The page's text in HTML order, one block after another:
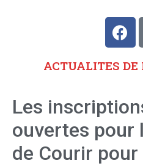
ACTUALITES DE
Les
ouvertes pour
de Courir